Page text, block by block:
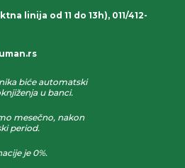
linija od 11 do 13h), 011/412-
biće automatski
u banci.
mesečno, nakon
period.
je 0%.